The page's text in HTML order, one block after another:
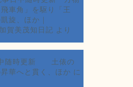
車角」を駆り「王
旋、ほか｜
賀美茂知日記 より
中随時更新 土俵の
華へと貫く、ほか に